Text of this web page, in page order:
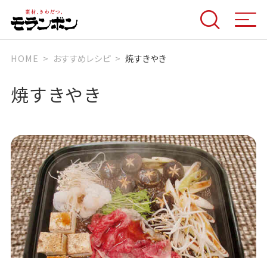
HOME おすすめレシピ 焼すきやき
焼すきやき